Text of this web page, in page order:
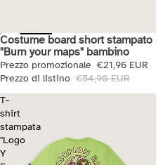
Saldi
Costume board short stampato
"Burn your maps" bambino
Prezzo promozionale €21,96 EUR
Prezzo di listino €54,90 EUR
T-
shirt
stampata
"Logo
Y